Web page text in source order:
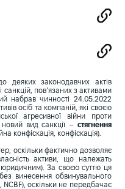
деяких законодавчих актів
пов’язаних з активами
набрав чинності 24.05.2022
осіб та компаній, які своєю
агресивної війни проти
вид санкції – стягнення
конфіскація, конфіскація).
оскільки фактично дозволяє
активи, що належать
За своєю суттю ця
винесення обвинувального
оскільки не передбачає